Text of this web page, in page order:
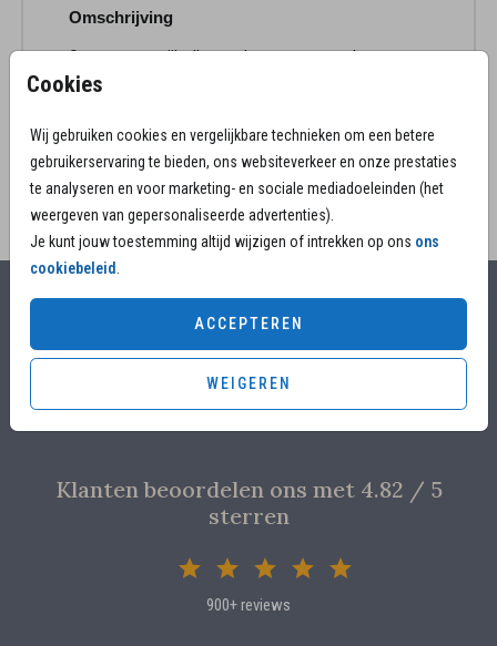
Cookies
Wij gebruiken cookies en vergelijkbare technieken om een betere
gebruikerservaring te bieden, ons websiteverkeer en onze prestaties
te analyseren en voor marketing- en sociale mediadoeleinden (het
weergeven van gepersonaliseerde advertenties).
Je kunt jouw toestemming altijd wijzigen of intrekken op ons ons
cookiebeleid
ACCEPTEREN
WEIGEREN
Omschrijving
Ontwerp een stijlvolle rouwkaart met aquarel
hortensia. Zacht, troostrijk en passend bij een
Alles voor jouw moment
Overleg met designers van de ontwerpstudio
Proefdruk voor €4,95
Klanten beoordelen ons met 4.82 / 5
sterren
900+ reviews